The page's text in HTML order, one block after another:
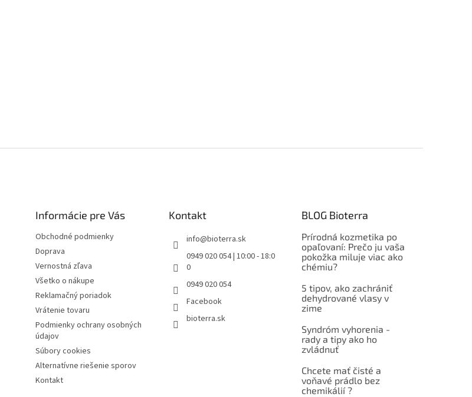
Informácie pre Vás
Obchodné podmienky
Doprava
Vernostná zľava
Všetko o nákupe
Reklamačný poriadok
Vrátenie tovaru
Podmienky ochrany osobných
údajov
Súbory cookies
Alternatívne riešenie sporov
Kontakt
Kontakt
info@bioterra.sk
0949 020 054 | 10:00 - 18:0
0
0949 020 054
Facebook
bioterra.sk
BLOG Bioterra
Prírodná kozmetika po
opaľovaní: Prečo ju vaša
pokožka miluje viac ako
chémiu?
5 tipov, ako zachrániť
dehydrované vlasy v
zime
Syndróm vyhorenia -
rady a tipy ako ho
zvládnuť
Chcete mať čisté a
voňavé prádlo bez
chemikálií ?